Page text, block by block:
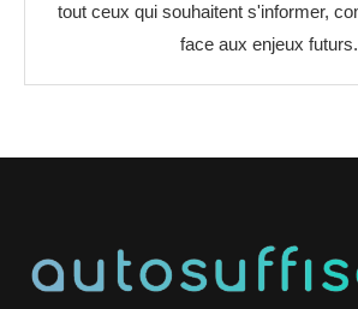
tout ceux qui souhaitent s'informer,
face aux enjeux futurs.